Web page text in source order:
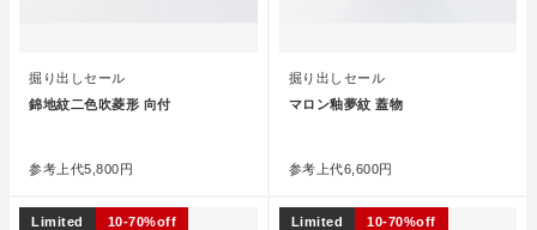
掘り出しセール
錦地紋二色吹菱形 向付
参考上代5,800円
掘り出しセール
マロン釉夢紋 蓋物
参考上代6,600円
Limited 10-70%off Limited 10-70%off